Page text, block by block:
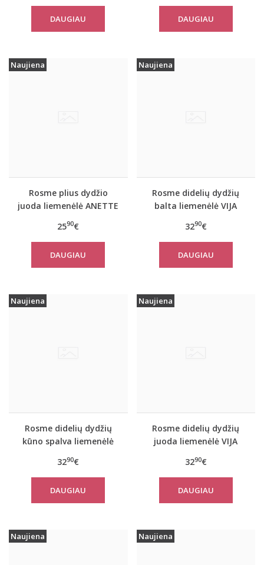
DAUGIAU DAUGIAU
Naujiena
Rosme plius dydžio
juoda liemenėlė ANETTE
2590€
DAUGIAU
Naujiena
Rosme didelių dydžių
balta liemenėlė VIJA
3290€
DAUGIAU
Naujiena
Rosme didelių dydžių
kūno spalva liemenėlė
3290€
DAUGIAU
Naujiena
Rosme didelių dydžių
juoda liemenėlė VIJA
3290€
DAUGIAU
Naujiena Naujiena